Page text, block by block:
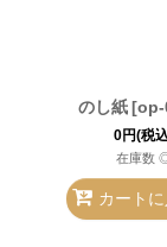
のし紙[op-
0円(税
在庫数
カート